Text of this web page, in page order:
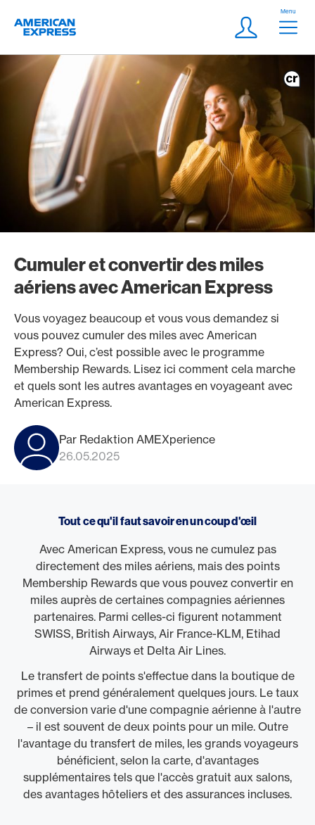
Logo
Meta
Login
Menu
Cumuler et convertir des miles
aériens avec American Express
Vous voyagez beaucoup et vous vous demandez si
vous pouvez cumuler des miles avec American
Express? Oui, c’est possible avec le programme
Membership Rewards. Lisez ici comment cela marche
et quels sont les autres avantages en voyageant avec
American Express.
Par Redaktion AMEXperience
26.05.2025
Tout ce qu'il faut savoir en un coup d'œil
Avec American Express, vous ne cumulez pas
directement des miles aériens, mais des points
Membership Rewards que vous pouvez convertir en
miles auprès de certaines compagnies aériennes
partenaires. Parmi celles-ci figurent notamment
SWISS, British Airways, Air France-KLM, Etihad
Airways et Delta Air Lines.
Le transfert de points s'effectue dans la boutique de
primes et prend généralement quelques jours. Le taux
de conversion varie d'une compagnie aérienne à l'autre
– il est souvent de deux points pour un mile. Outre
l'avantage du transfert de miles, les grands voyageurs
bénéficient, selon la carte, d'avantages
supplémentaires tels que l'accès gratuit aux salons,
des avantages hôteliers et des assurances incluses.